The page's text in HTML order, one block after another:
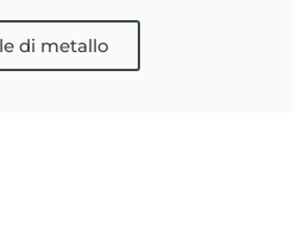
di metallo